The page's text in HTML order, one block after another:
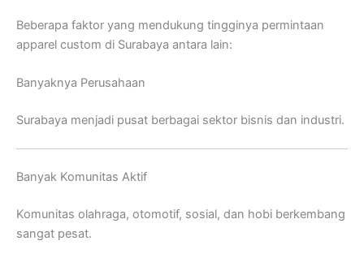
Beberapa faktor yang mendukung tingginya permintaan
apparel custom di Surabaya antara lain:
Banyaknya Perusahaan
Surabaya menjadi pusat berbagai sektor bisnis dan industri.
Banyak Komunitas Aktif
Komunitas olahraga, otomotif, sosial, dan hobi berkembang
sangat pesat.